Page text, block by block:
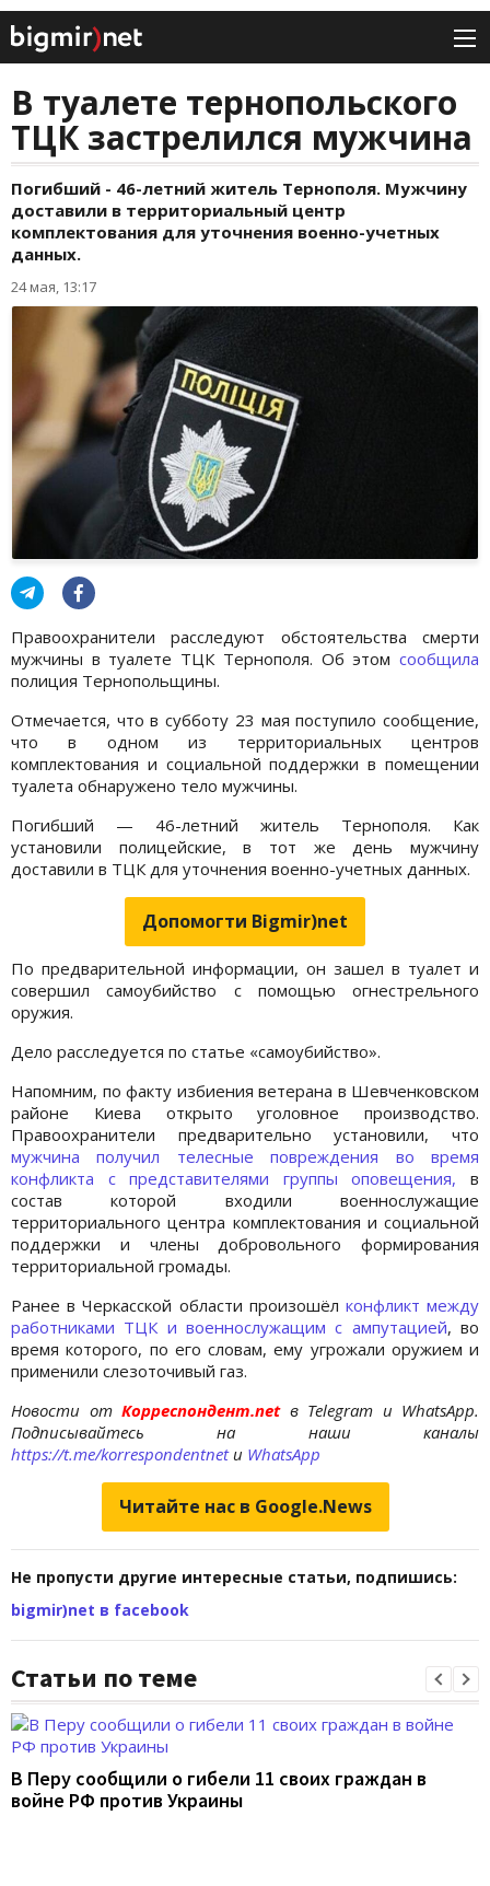
В туалете тернопольского
ТЦК застрелился мужчина
Погибший - 46-летний житель Тернополя. Мужчину
доставили в территориальный центр
комплектования для уточнения военно-учетных
данных.
24 мая, 13:17
Правоохранители расследуют обстоятельства смерти
мужчины в туалете ТЦК Тернополя. Об этом сообщила
полиция Тернопольщины.
Отмечается, что в субботу 23 мая поступило сообщение,
что в одном из территориальных центров
комплектования и социальной поддержки в помещении
туалета обнаружено тело мужчины.
Погибший — 46-летний житель Тернополя. Как
установили полицейские, в тот же день мужчину
доставили в ТЦК для уточнения военно-учетных данных.
Допомогти Bigmir)net
По предварительной информации, он зашел в туалет и
совершил самоубийство с помощью огнестрельного
оружия.
Дело расследуется по статье «самоубийство».
Напомним, по факту избиения ветерана в Шевченковском
районе Киева открыто уголовное производство.
Правоохранители предварительно установили, что
мужчина получил телесные повреждения во время
конфликта с представителями группы оповещения, в
состав которой входили военнослужащие
территориального центра комплектования и социальной
поддержки и члены добровольного формирования
территориальной громады.
Ранее в Черкасской области произошёл конфликт между
работниками ТЦК и военнослужащим с ампутацией, во
время которого, по его словам, ему угрожали оружием и
применили слезоточивый газ.
Новости отКорреспондент.net в Telegram и WhatsApp.
Подписывайтесь на наши каналы
https://t.me/korrespondentnetи WhatsApp
Читайте нас в Google.News
Не пропусти другие интересные статьи, подпишись:
bigmir)net в facebook
Статьи по теме
В Перу сообщили о гибели 11 своих граждан в
войне РФ против Украины